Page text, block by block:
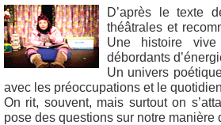
D’après le texte
théâtrales et
Une histoire
débordants
Un univers
avec les préoccupations et le
On rit, souvent, mais surtout on
pose des questions sur notre manière